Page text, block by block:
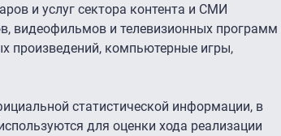
и услуг сектора контента и СМИ
видеофильмов и телевизионных программ
произведений, компьютерные игры,
статистической информации, в
для оценки хода реализации